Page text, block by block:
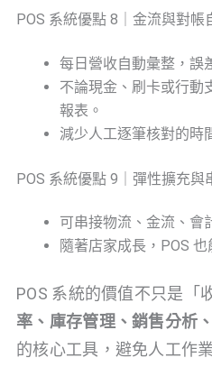
POS 系統優點 8｜金流與對帳
每日營收自動彙整，誤
不論現金、刷卡或行動
報表。
減少人工逐筆核對的時
POS 系統優點 9｜彈性擴充與
可串接物流、金流、會
隨著店家成長，POS
POS 系統的價值不只是「
率、庫存管理、銷售分析
的核心工具，避免人工作